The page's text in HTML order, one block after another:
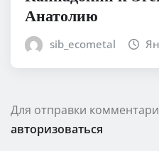
Анатолию
sib_ecometal
Для отправки
авторизоваться